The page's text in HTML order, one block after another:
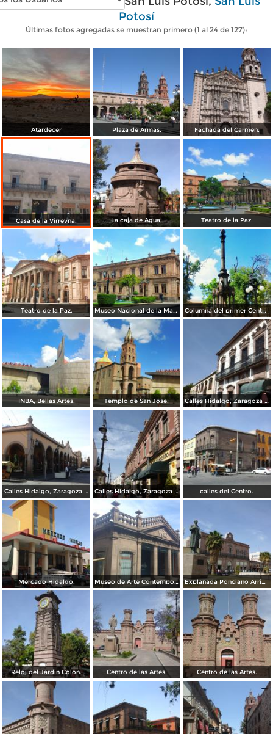
Potosí
Últimas fotos agregadas se muestran primero (1 al 24 de 127):
Atardecer Plaza de Armas. Fachada del Carmen.
Casa de la Virreyna. La caja de Agua. Teatro de la Paz.
Teatro de la Paz. Museo Nacional de la Mascara. Columna del primer Centenario de Mexico.
INBA, Bellas Artes. Templo de San Jose. Calles Hidalgo, Zaragoza y calzada de Guadalupe.
Calles Hidalgo, Zaragoza y calzada de Guadalupe. Calles Hidalgo, Zaragoza y calzada de Guadalupe. calles del Centro.
Mercado Hidalgo. Museo de Arte Contemporaneo, Antigua oficina postal. Explanada Ponciano Arriaga, frente al mercado Hidalgo.
Reloj del Jardin Colon. Centro de las Artes. Centro de las Artes.